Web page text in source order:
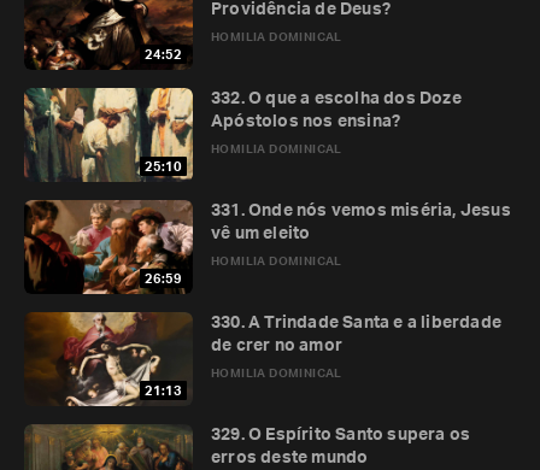
24:52
HOMILIA DOMINICAL
Providência de Deus?
25:10
HOMILIA DOMINICAL
332. O que a escolha dos Doze
Apóstolos nos ensina?
26:59
HOMILIA DOMINICAL
331. Onde nós vemos miséria, Jesus
vê um eleito
21:13
HOMILIA DOMINICAL
330. A Trindade Santa e a liberdade
de crer no amor
329. O Espírito Santo supera os
erros deste mundo